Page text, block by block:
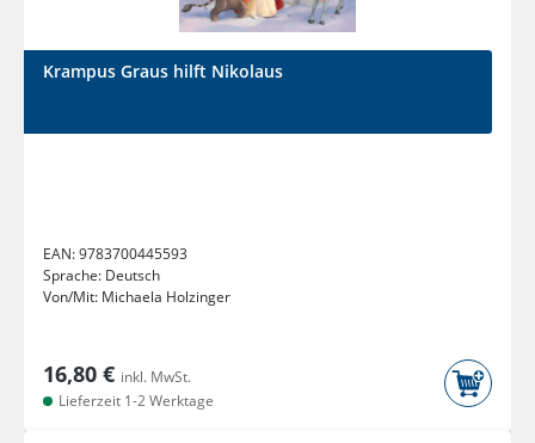
Krampus Graus hilft Nikolaus
EAN:9783700445593
Sprache: Deutsch
Von/Mit: Michaela Holzinger
16,80 € inkl. MwSt.
Lieferzeit 1-2 Werktage